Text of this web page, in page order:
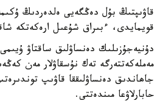
قاۋىپتىڭ بۇل دەڭگەيى ەلدەردىڭ
قويمايدى، ءبىراق شۇعىل ارەكەتكە
دۇنيەجۇزىلىك دەنساۋلىق ساقتاۋ
مەملەكەتتەرگە تەك نۇسقاۋلار مەن
جاھاندىق دەنساۋلىققا قاۋىپ
حابارلاۋعا مىندەتتى.